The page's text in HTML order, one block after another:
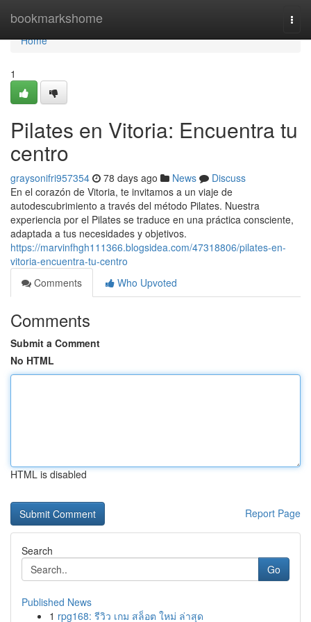
bookmarkshome
Home
Home
1
Pilates en Vitoria: Encuentra tu
centro
graysonifri957354 78 days ago News
Discuss
En el corazón de Vitoria, te invitamos a un viaje de
autodescubrimiento a través del método Pilates. Nuestra
experiencia por el Pilates se traduce en una práctica consciente,
adaptada a tus necesidades y objetivos.
https://marvinfhgh111366.blogsidea.com/47318806/pilates-en-
vitoria-encuentra-tu-centro
Comments
Who Upvoted
Comments
Submit a Comment
No HTML
HTML is disabled
Report Page
Search
Go
Published News
1 rpg168: รีวิว เกม สล็อต ใหม่ ล่าสุด